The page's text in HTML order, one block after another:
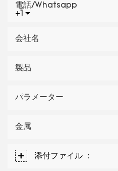
+1
電話/whatsapp
会社名
製品
パラメーター
金属
添付ファイル ：